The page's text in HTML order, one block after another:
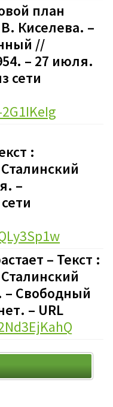
план
Киселева. –
//
– 27 июля.
сети
:
–
– Текст :
– Свободный
– URL